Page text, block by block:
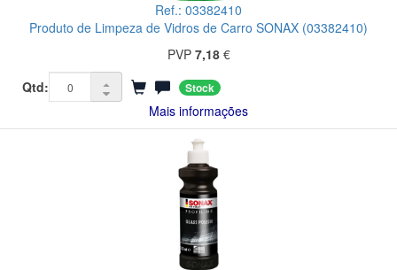
Ref.: 03382410
Produto de Limpeza de Vidros de Carro SONAX (03382410)
PVP 7,18€
Qtd:
Stock
Mais informações